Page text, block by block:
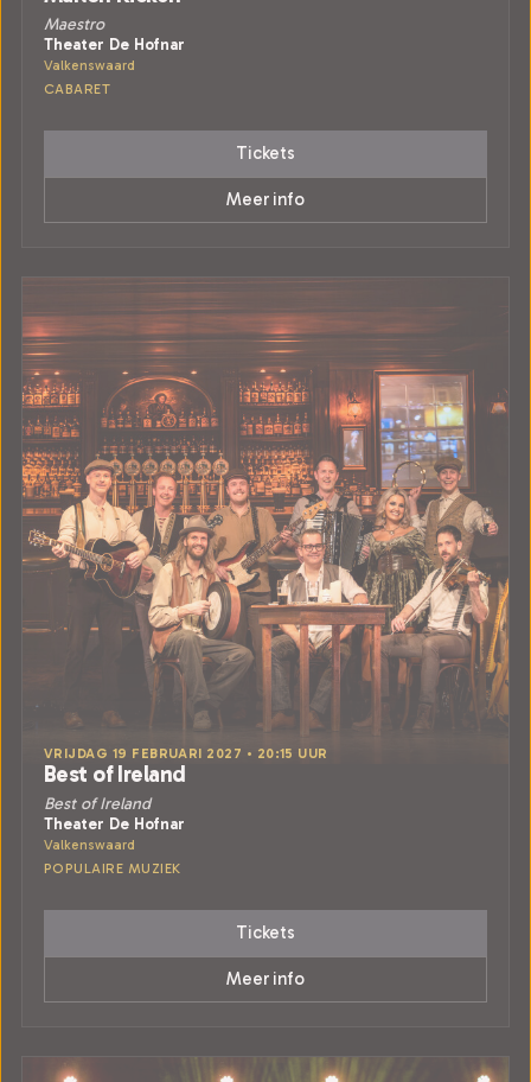
Maestro
Theater De Hofnar
Valkenswaard
CABARET
Tickets
Meer info
VRIJDAG 19 FEBRUARI 2027 • 20:15 UUR
Best of Ireland
Best of Ireland
Theater De Hofnar
Valkenswaard
POPULAIRE MUZIEK
Tickets
Meer info